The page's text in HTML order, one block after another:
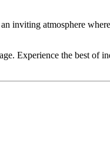
inviting atmosphere
Experience the best